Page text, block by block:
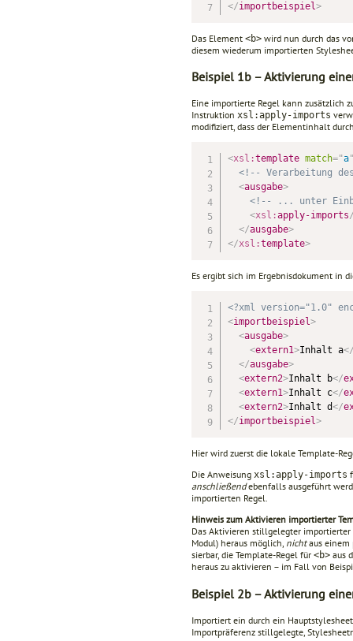
</importbeispiel>
Das Element <b> wird nun durch das
diesem wiederum importierten
Beispiel 1b – Aktivierung
Eine importierte Regel kann zusätzlich
Instruktion xsl:apply-imports
modifiziert, dass der Elementinhalt
<xsl:template match="a
<!-- Verarbeitung
<ausgabe>
<!-- ... unter
<xsl:apply-imports
</ausgabe>
</xsl:template>
Es ergibt sich im Ergebnisdokument in
<?xml version="1.0"
<importbeispiel>
<ausgabe>
<extern1>Inhalt a
</ausgabe>
<extern2>Inhalt b</
<extern1>Inhalt c</
<extern2>Inhalt d</
</importbeispiel>
Hier wird zuerst die lokale Template-
Die Anweisung xsl:apply-imports
anschließendebenfalls ausgeführt
importierten Regel.
Hinweis zum Aktivieren importierter
Das Aktivieren stillgelegter
Modul) heraus möglich, nichtaus einem
sierbar, die Template-Regel für <b> aus
heraus zu aktivieren – im Fall von
Beispiel 2b – Aktivierung
Importiert ein durch ein
Importpräferenz stillgelegte,